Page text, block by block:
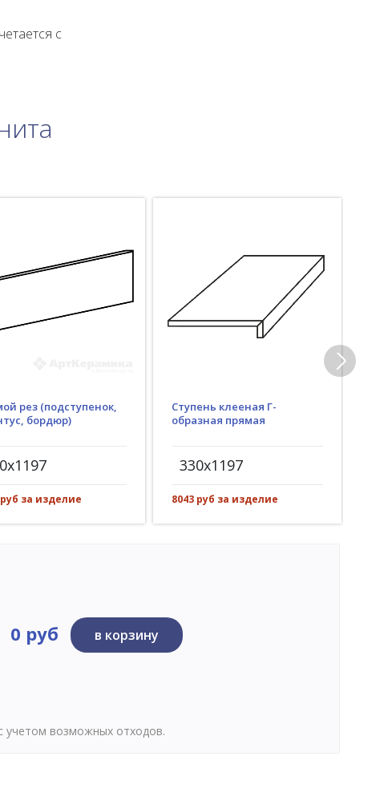
с
рез (подступенок,
бордюр)
за изделие
Ступень клееная Г-
образная прямая
330x1197
8043 руб за изделие
0 руб в корзину
учетом возможных отходов.